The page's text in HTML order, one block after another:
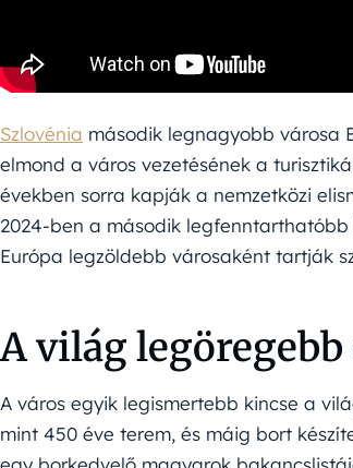
Szlovénia második legnagyobb városa
elmond a város vezetésének a
években sorra kapják a nemzetközi
2024-ben a második
Európa legzöldebb városaként tartják
A világ
A város egyik legismertebb kincse a
mint 450 éve terem, és máig bort